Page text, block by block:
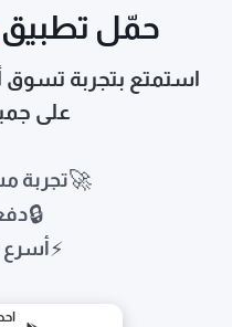
حمّل تطبيق
استمتع بتجربة تسوق
على
🚀تجربة
🔒
⚡أسرع